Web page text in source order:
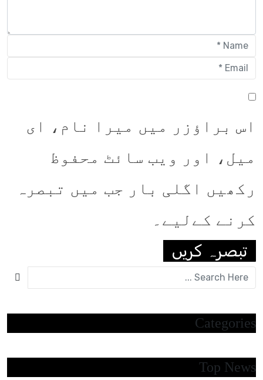
Categories
Top News
اس براؤزر میں میرا نام، ای
میل، اور ویب سائٹ محفوظ
رکھیں اگلی بار جب میں تبصرہ
کرنے کےلیے۔